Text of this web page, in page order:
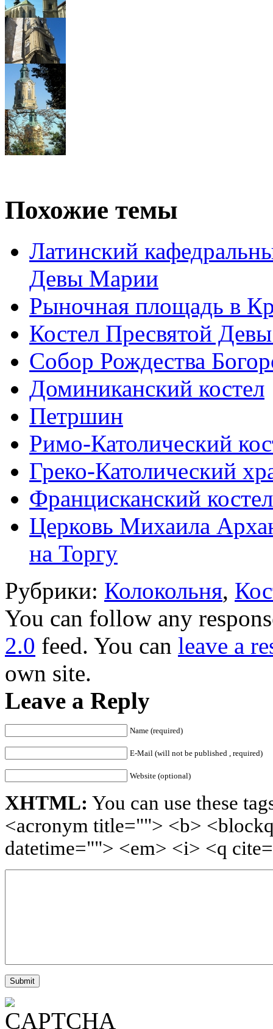
Похожие темы
Латинский
Девы Марии
Рыночная площадь в
Костел Пресвятой
Собор Рождества
Доминиканский костел
Петршин
Римо-Католический
Греко-Католический
Францисканский
Церковь Михаила
на Торгу
Рубрики: Колокольня,
You can follow any
2.0 feed. You can leave a
own site.
Leave a Reply
Name (required)
E-Mail (will not be published , required)
Website (optional)
XHTML: You can use these
<acronym title=""> <b>
datetime=""> <em> <i> <q